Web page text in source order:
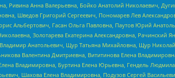
Ривина Анна Валерьевна, Бойко Анатолий Николаевич,
Шведов Григорий Сергеевич, Пономарев Лев
Альбертович, Гасан Ольга Павловна, Паутов Юрий
Золотарева Екатерина Александровна, Рачинский
Анатольевич, Щур Татьяна Михайловна, Щур
Валентина Дмитриевна, Вититинова Елена
Владимировна, Буртина Елена Юрьевна, Гендель
Шахова Елена Владимировна, Подузов Сергей